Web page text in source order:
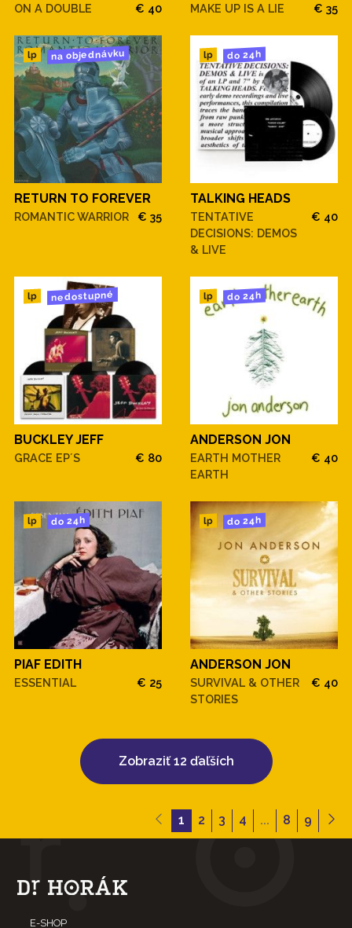
ON A DOUBLE € 40 MAKE UP IS A LIE € 35
lp na objednávku
RETURN TO FOREVER
ROMANTIC WARRIOR € 35
lp do 24h
TALKING HEADS
TENTATIVE
DECISIONS: DEMOS
& LIVE
€ 40
lp nedostupné
BUCKLEY JEFF
GRACE EP´S € 80
lp do 24h
ANDERSON JON
EARTH MOTHER
EARTH
€ 40
lp do 24h
PIAF EDITH
ESSENTIAL € 25
lp do 24h
ANDERSON JON
SURVIVAL & OTHER
STORIES
€ 40
Zobraziť 12 ďaľších
1 2 3 4 ... 8 9
E-SHOP